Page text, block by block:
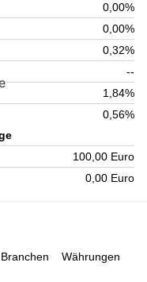
0,00%
0,00%
0,32%
--
1,84%
0,56%
100,00 Euro
0,00 Euro
Branchen Währungen